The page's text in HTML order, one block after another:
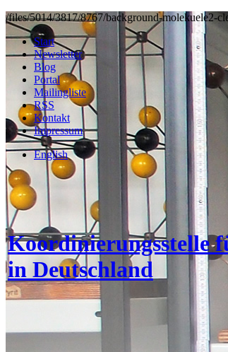
/files/5014/3817/8767/background-molekuele2-
Start
Newsletter
Blog
Portal
Mailingliste
RSS
Kontakt
Impressum
English
Koordinierungsstelle
in Deutschland